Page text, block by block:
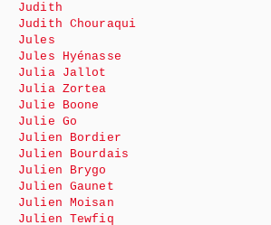
Judith
Judith Chouraqui
Jules
Jules Hyénasse
Julia Jallot
Julia Zortea
Julie Boone
Julie Go
Julien Bordier
Julien Bourdais
Julien Brygo
Julien Gaunet
Julien Moisan
Julien Tewfiq